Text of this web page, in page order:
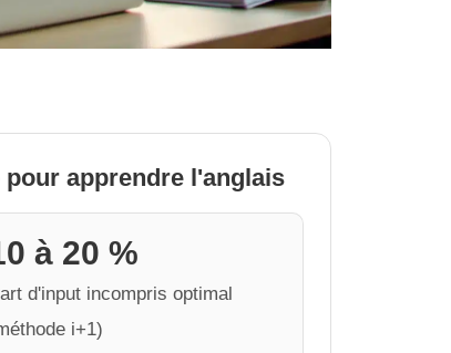
apprendre l'anglais
à 20 %
d'input incompris optimal
i+1)